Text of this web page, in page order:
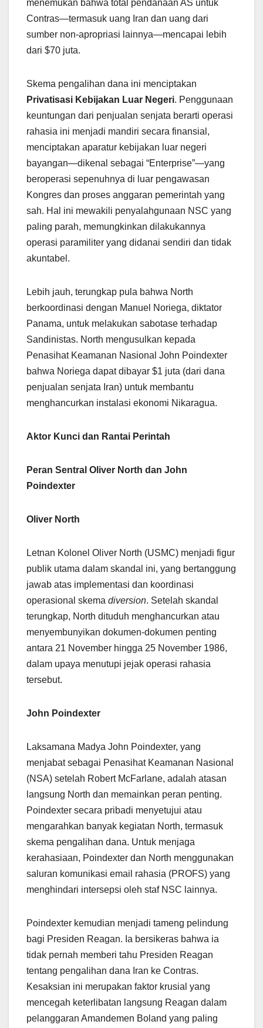
menemukan bahwa total pendanaan AS untuk
Contras—termasuk uang Iran dan uang dari
sumber non-apropriasi lainnya—mencapai lebih
dari $70 juta.
Skema pengalihan dana ini menciptakan
Privatisasi Kebijakan Luar Negeri. Penggunaan
keuntungan dari penjualan senjata berarti operasi
rahasia ini menjadi mandiri secara finansial,
menciptakan aparatur kebijakan luar negeri
bayangan—dikenal sebagai “Enterprise”—yang
beroperasi sepenuhnya di luar pengawasan
Kongres dan proses anggaran pemerintah yang
sah. Hal ini mewakili penyalahgunaan NSC yang
paling parah, memungkinkan dilakukannya
operasi paramiliter yang didanai sendiri dan tidak
akuntabel.
Lebih jauh, terungkap pula bahwa North
berkoordinasi dengan Manuel Noriega, diktator
Panama, untuk melakukan sabotase terhadap
Sandinistas. North mengusulkan kepada
Penasihat Keamanan Nasional John Poindexter
bahwa Noriega dapat dibayar $1 juta (dari dana
penjualan senjata Iran) untuk membantu
menghancurkan instalasi ekonomi Nikaragua.
Aktor Kunci dan Rantai Perintah
Peran Sentral Oliver North dan John
Poindexter
Oliver North
Letnan Kolonel Oliver North (USMC) menjadi figur
publik utama dalam skandal ini, yang bertanggung
jawab atas implementasi dan koordinasi
operasional skema diversion. Setelah skandal
terungkap, North dituduh menghancurkan atau
menyembunyikan dokumen-dokumen penting
antara 21 November hingga 25 November 1986,
dalam upaya menutupi jejak operasi rahasia
tersebut.
John Poindexter
Laksamana Madya John Poindexter, yang
menjabat sebagai Penasihat Keamanan Nasional
(NSA) setelah Robert McFarlane, adalah atasan
langsung North dan memainkan peran penting.
Poindexter secara pribadi menyetujui atau
mengarahkan banyak kegiatan North, termasuk
skema pengalihan dana. Untuk menjaga
kerahasiaan, Poindexter dan North menggunakan
saluran komunikasi email rahasia (PROFS) yang
menghindari intersepsi oleh staf NSC lainnya.
Poindexter kemudian menjadi tameng pelindung
bagi Presiden Reagan. Ia bersikeras bahwa ia
tidak pernah memberi tahu Presiden Reagan
tentang pengalihan dana Iran ke Contras.
Kesaksian ini merupakan faktor krusial yang
mencegah keterlibatan langsung Reagan dalam
pelanggaran Amandemen Boland yang paling